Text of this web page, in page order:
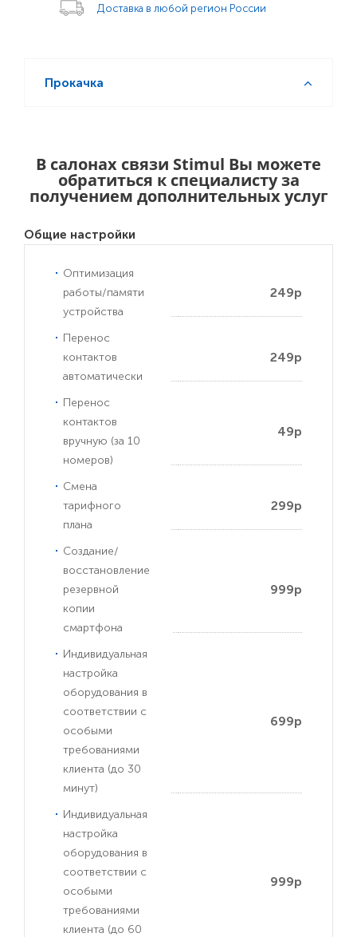
Доставка в любой регион России
Прокачка
В салонах связи Stimul Вы можете
обратиться к специалисту за
получением дополнительных услуг
Общие настройки
Оптимизация
работы/памяти
устройства
249р
Перенос
контактов
автоматически
249р
Перенос
контактов
вручную (за 10
номеров)
49р
Смена
тарифного
плана
299р
Создание/
восстановление
резервной
копии
смартфона
999р
Индивидуальная
настройка
оборудования в
соответствии с
особыми
требованиями
клиента (до 30
минут)
699р
Индивидуальная
настройка
оборудования в
соответствии с
особыми
требованиями
клиента (до 60
999р